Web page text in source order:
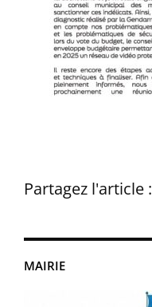
MAIRIE
Partagez l'article :